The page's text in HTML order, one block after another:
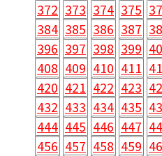
372 373 374 375
384 385 386 387
396 397 398 399
408 409 410 411
420 421 422 423
432 433 434 435
444 445 446 447
456 457 458 459